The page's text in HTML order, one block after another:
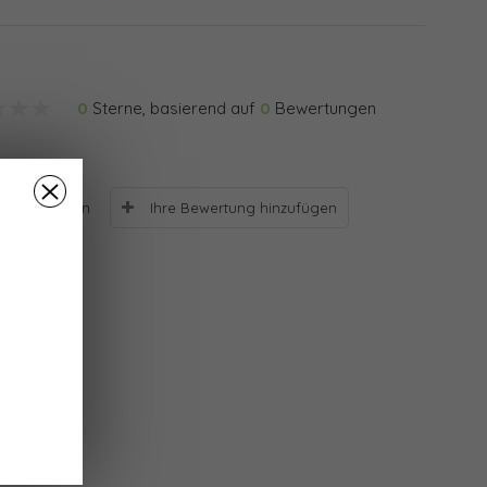
0 Sterne, basierend auf 0 Bewertungen
Bewertungen Ihre Bewertung hinzufügen